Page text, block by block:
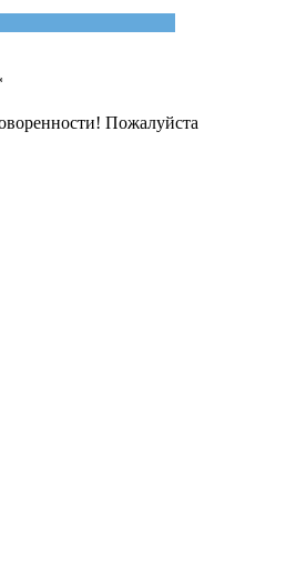
Пожалуйста